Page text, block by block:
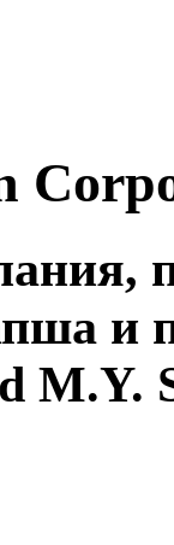
и
M.Y.